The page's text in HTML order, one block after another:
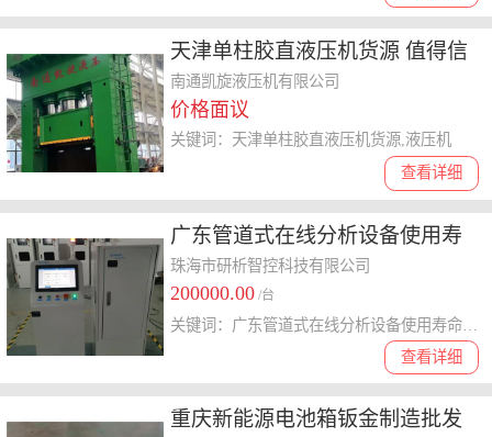
天津单柱胶直液压机货源 值得信
赖 凯旋液压供应
南通凯旋液压机有限公司
价格面议
查看详细
关键词：天津单柱胶直液压机货源,液压机
广东管道式在线分析设备使用寿
命 服务为先 珠海市研析智控科技
供应
珠海市研析智控科技有限公司
200000.00 /台
查看详细
关键词：广东管道式在线分析设备使用寿命,在线分析设备
重庆新能源电池箱钣金制造批发